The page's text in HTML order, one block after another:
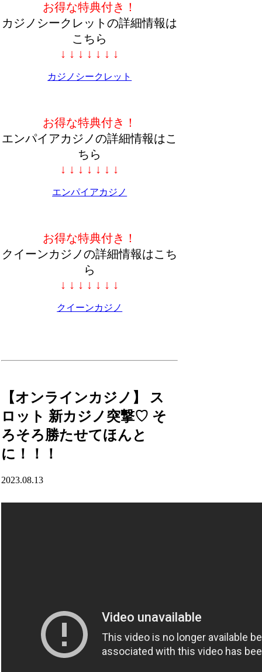
お得な特典付き！
カジノシークレットの詳細情報は
こちら
↓ ↓ ↓ ↓ ↓ ↓ ↓
カジノシークレット
お得な特典付き！
エンパイアカジノの詳細情報はこ
ちら
↓ ↓ ↓ ↓ ↓ ↓ ↓
エンパイアカジノ
お得な特典付き！
クイーンカジノの詳細情報はこち
ら
↓ ↓ ↓ ↓ ↓ ↓ ↓
クイーンカジノ
【オンラインカジノ】 ス
ロット 新カジノ突撃♡ そ
ろそろ勝たせてほんと
に！！！
2023.08.13